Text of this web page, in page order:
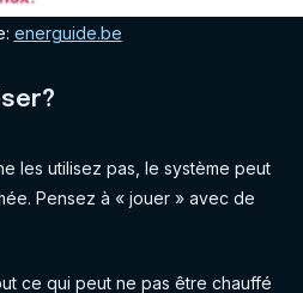
energuide.be
les utilisez pas, le système peut
Pensez à « jouer » avec de
ce qui peut ne pas être chauffé